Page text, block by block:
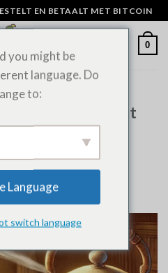
EN BETAALT MET BITCOIN
0
NIEUWS
thee met
Een
gids
22, 2022DOOR
you might be
language. Do
to:
Language
switch language